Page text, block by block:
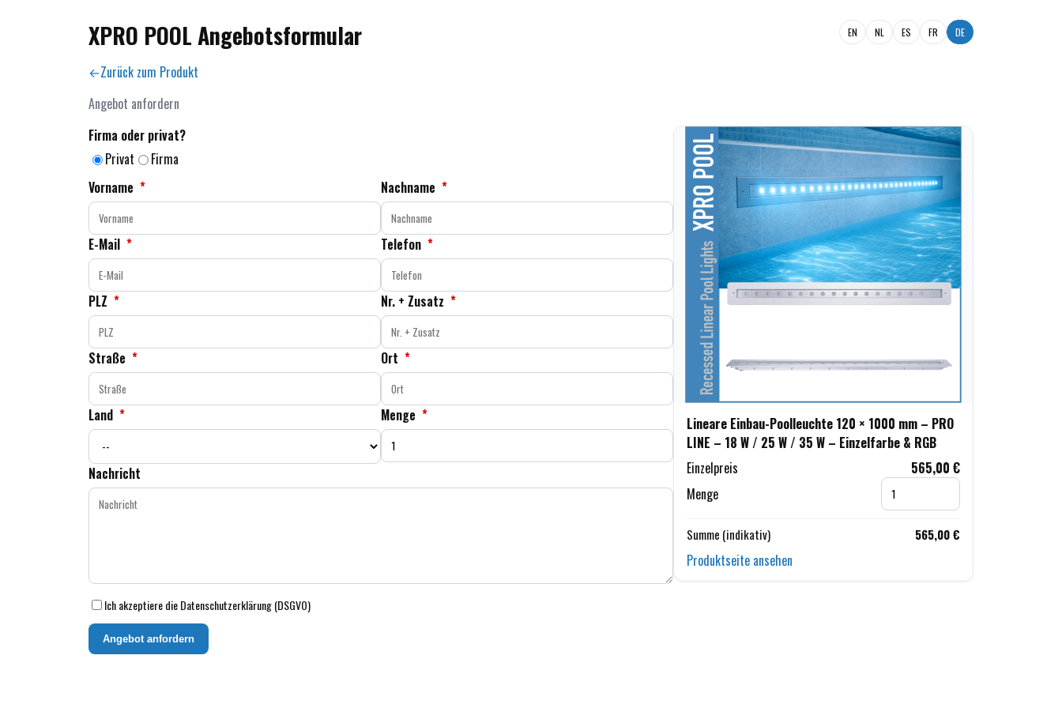
XPRO POOL Angebotsformular EN NL ES FR DE
Zurück zum Produkt
Angebot anfordern
Firma oder privat?
Privat
Firma
Vorname * Nachname *
E-Mail * Telefon *
PLZ * Nr. + Zusatz *
Straße * Ort *
Land * Menge *
Nachricht
Ich akzeptiere die Datenschutzerklärung (DSGVO)
Angebot anfordern
Lineare Einbau-Poolleuchte 120 × 1000 mm – PRO
LINE – 18 W / 25 W / 35 W – Einzelfarbe & RGB
Einzelpreis
565,00 €
Menge
Summe (indikativ) 565,00 €
Produktseite ansehen